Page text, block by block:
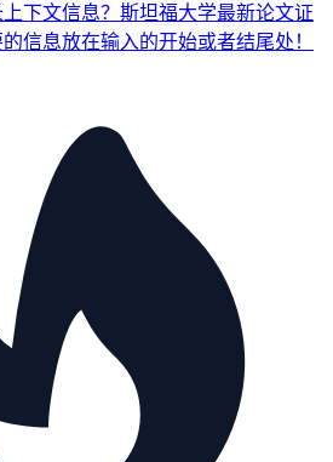
下文信息？斯坦福大学最新论文证
信息放在输入的开始或者结尾处！